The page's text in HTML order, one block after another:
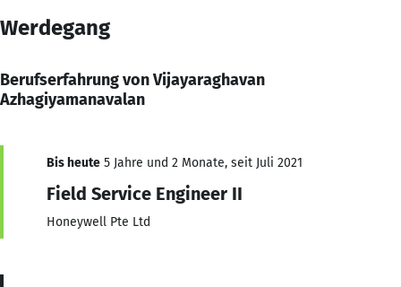
Werdegang
Berufserfahrung von Vijayaraghavan
Azhagiyamanavalan
Bis heute 5 Jahre und 2 Monate, seit Juli 2021
Field Service Engineer II
Honeywell Pte Ltd